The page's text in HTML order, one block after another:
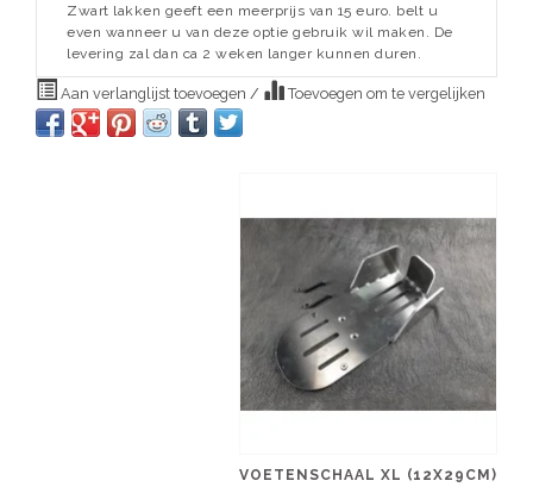
Zwart lakken geeft een meerprijs van 15 euro. belt u
even wanneer u van deze optie gebruik wil maken. De
levering zal dan ca 2 weken langer kunnen duren.
Aan verlanglijst toevoegen / Toevoegen om te vergelijken
VOETENSCHAAL XL (12X29CM)